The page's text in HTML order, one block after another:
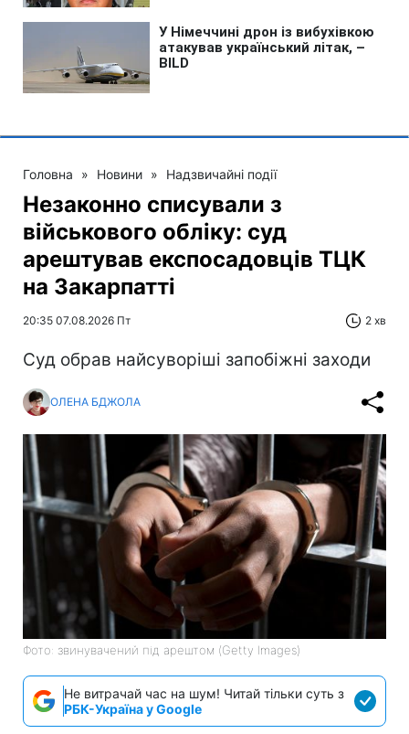
Головна » Новини » Надзвичайні події
Незаконно списували з
військового обліку: суд
арештував експосадовців ТЦК
на Закарпатті
20:35 07.08.2026 Пт 2 хв
Суд обрав найсуворіші запобіжні заходи
ОЛЕНА БДЖОЛА
Фото: звинувачений під арештом (Getty Images)
Не витрачай час на шум! Читай тільки суть з
РБК-Україна у Google